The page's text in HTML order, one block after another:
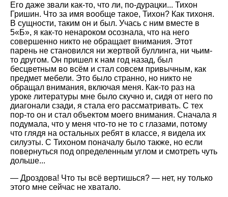
Его даже звали как-то, что ли, по-дурацки... Тихон
Гришин. Что за имя вообще такое, Тихон? Как тихоня.
В сущности, таким он и был. Учась с ним вместе в
5«Б», я как-то ненароком осознала, что на него
совершенно никто не обращает внимания. Этот
парень не становился ни жертвой буллинга, ни чьим-
то другом. Он пришел к нам год назад, был
бесцветным во всём и стал совсем привычным, как
предмет мебели. Это было странно, но никто не
обращал внимания, включая меня. Как-то раз на
уроке литературы мне было скучно и, сидя от него по
диагонали сзади, я стала его рассматривать. С тех
пор-то он и стал объектом моего внимания. Сначала я
подумала, что у меня что-то не то с глазами, потому
что глядя на остальных ребят в классе, я видела их
силуэты. С Тихоном поначалу было также, но если
повернуться под определенным углом и смотреть чуть
дольше...
— Дроздова! Что ты всё вертишься? — нет, ну только
этого мне сейчас не хватало.